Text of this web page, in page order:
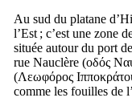
Au sud du platane
l’Est ; c’est une zone
située autour du port de
rue Nauclère (οδός
(Λεωφόρος
comme les fouilles de